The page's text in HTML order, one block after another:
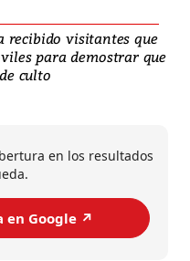
recibido visitantes que
para demostrar que
culto
en los resultados
en Google ↗️